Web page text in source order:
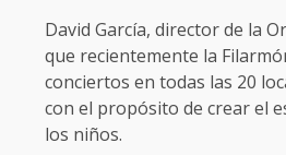
David García, director de la
que recientemente la
conciertos en todas las 20
con el propósito de crear el
los niños.